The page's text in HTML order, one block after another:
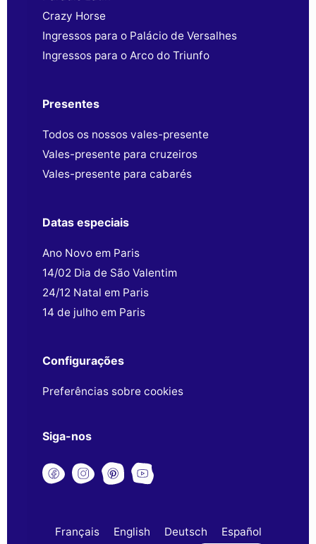
Crazy Horse
Ingressos para o Palácio de Versalhes
Ingressos para o Arco do Triunfo
Presentes
Todos os nossos vales-presente
Vales-presente para cruzeiros
Vales-presente para cabarés
Datas especiais
Ano Novo em Paris
14/02 Dia de São Valentim
24/12 Natal em Paris
14 de julho em Paris
Configurações
Preferências sobre cookies
Siga-nos
Français English Deutsch Español